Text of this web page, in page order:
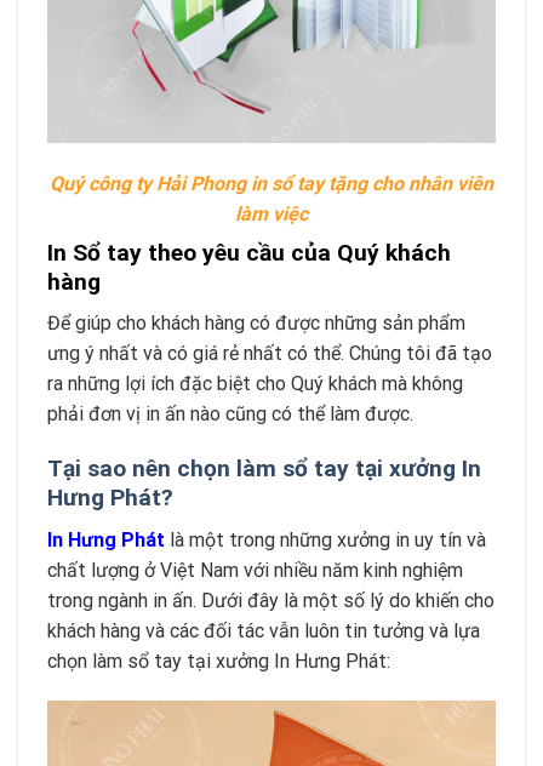
Quý công ty Hải Phong in sổ tay tặng cho nhân viên
làm việc
In Sổ tay theo yêu cầu của Quý khách
hàng
Để giúp cho khách hàng có được những sản phẩm
ưng ý nhất và có giá rẻ nhất có thể. Chúng tôi đã tạo
ra những lợi ích đặc biệt cho Quý khách mà không
phải đơn vị in ấn nào cũng có thể làm được.
Tại sao nên chọn làm sổ tay tại xưởng In
Hưng Phát?
In Hưng Phát là một trong những xưởng in uy tín và
chất lượng ở Việt Nam với nhiều năm kinh nghiệm
trong ngành in ấn. Dưới đây là một số lý do khiến cho
khách hàng và các đối tác vẫn luôn tin tưởng và lựa
chọn làm sổ tay tại xưởng In Hưng Phát: